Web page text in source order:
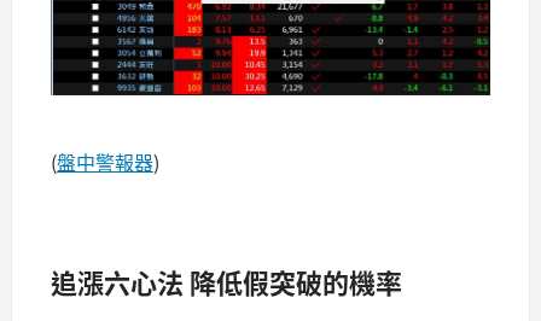
(盤中警報器)
追漲六心法 降低假突破的機率